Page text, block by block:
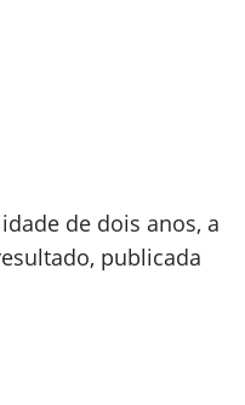
de dois anos, a
publicada